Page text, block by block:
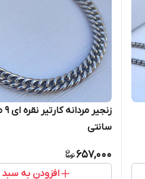
سانتی
657,000
افزودن به سبد